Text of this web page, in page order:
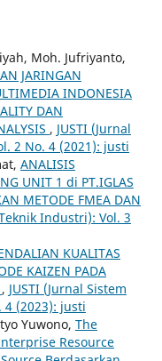
Moh. Jufriyanto,
JARINGAN
INDONESIA
DAN
, JUSTI (Jurnal
2 No. 4 (2021): justi
ANALISIS
UNIT 1 di PT.IGLAS
METODE FMEA DAN
Industri): Vol. 3
KUALITAS
KAIZEN PADA
, JUSTI (Jurnal Sistem
4 (2023): justi
Yuwono, The
Resource